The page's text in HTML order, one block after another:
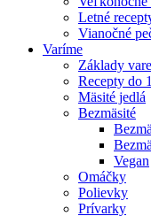
Letné
Vianočné
Varíme
Základy
Recepty do
Mäsité jedlá
Bezmäsité
Vegan
Omáčky
Polievky
Prívarky